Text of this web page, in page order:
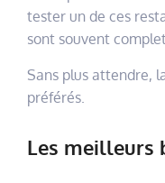
tester un de ces
sont souvent
Sans plus attendre,
préférés.
Les meilleurs